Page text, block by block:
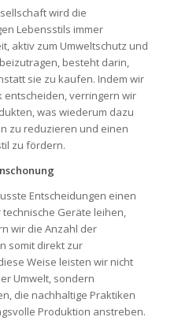
wird die
Lebensstils immer
aktiv zum Umweltschutz und
besteht darin,
sie zu kaufen. Indem wir
entscheiden, verringern wir
was wiederum dazu
zu reduzieren und einen
zu fördern.
Entscheidungen einen
Geräte leihen,
wir die Anzahl der
somit direkt zur
Weise leisten wir nicht
Umwelt, sondern
die nachhaltige Praktiken
Produktion anstreben.